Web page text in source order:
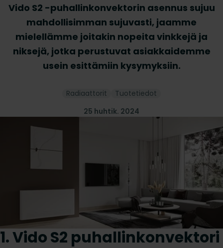
Vido S2 -puhallinkonvektorin asennus sujuu
mahdollisimman sujuvasti, jaamme
mielellämme joitakin nopeita vinkkejä ja
niksejä, jotka perustuvat asiakkaidemme
usein esittämiin kysymyksiin.
Radiaattorit
Tuotetiedot
25 huhtik. 2024
1. Vido S2 puhallinkonvektori